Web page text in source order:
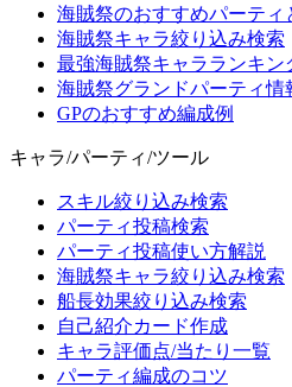
海賊祭のおすすめパーティ
海賊祭キャラ絞り込み検索
最強海賊祭キャラランキン
海賊祭グランドパーティ情
GPのおすすめ編成例
キャラ/パーティ/ツール
スキル絞り込み検索
パーティ投稿検索
パーティ投稿使い方解説
海賊祭キャラ絞り込み検索
船長効果絞り込み検索
自己紹介カード作成
キャラ評価点/当たり一覧
パーティ編成のコツ